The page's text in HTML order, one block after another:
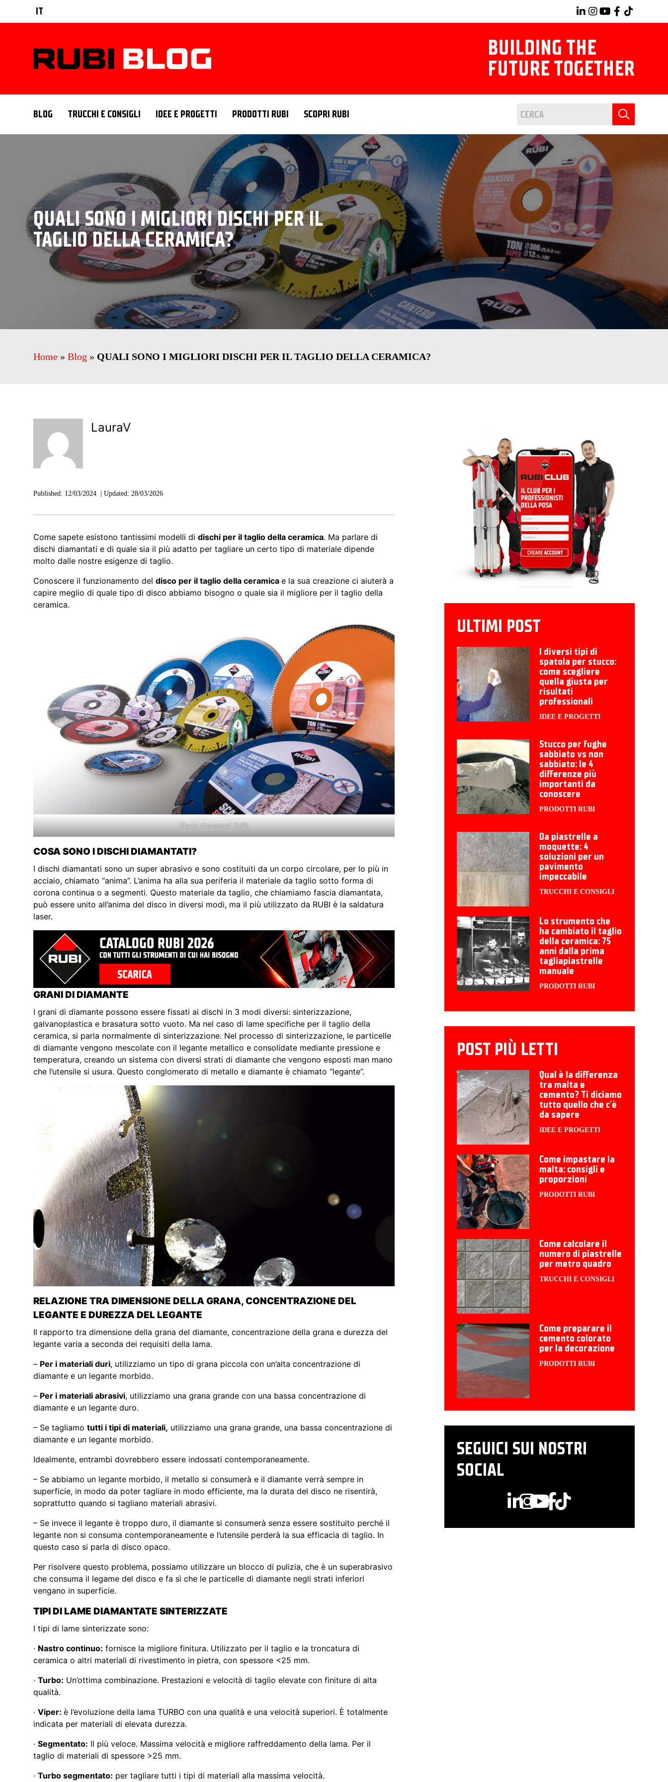
IT
BUILDING THE
FUTURE TOGETHER
BLOG TRUCCHI E CONSIGLI IDEE E PROGETTI PRODOTTI RUBI SCOPRI RUBI
QUALI SONO I MIGLIORI DISCHI PER IL
TAGLIO DELLA CERAMICA?
Home » Blog » QUALI SONO I MIGLIORI DISCHI PER IL TAGLIO DELLA CERAMICA?
LauraV
Published: 12/03/2024 Updated: 28/03/2026
Come sapete esistono tantissimi modelli di dischi per il taglio della ceramica. Ma parlare di
dischi diamantati e di quale sia il più adatto per tagliare un certo tipo di materiale dipende
molto dalle nostre esigenze di taglio.
Conoscere il funzionamento del disco per il taglio della ceramica e la sua creazione ci aiuterà a
capire meglio di quale tipo di disco abbiamo bisogno o quale sia il migliore per il taglio della
ceramica.
Dischi diamantati RUBI
COSA SONO I DISCHI DIAMANTATI?
I dischi diamantati sono un super abrasivo e sono costituiti da un corpo circolare, per lo più in
acciaio, chiamato “anima”. L’anima ha alla sua periferia il materiale da taglio sotto forma di
corona continua o a segmenti. Questo materiale da taglio, che chiamiamo fascia diamantata,
può essere unito all’anima del disco in diversi modi, ma il più utilizzato da RUBI è la saldatura
laser.
GRANI DI DIAMANTE
I grani di diamante possono essere fissati ai dischi in 3 modi diversi: sinterizzazione,
galvanoplastica e brasatura sotto vuoto. Ma nel caso di lame specifiche per il taglio della
ceramica, si parla normalmente di sinterizzazione. Nel processo di sinterizzazione, le particelle
di diamante vengono mescolate con il legante metallico e consolidate mediante pressione e
temperatura, creando un sistema con diversi strati di diamante che vengono esposti man mano
che l’utensile si usura. Questo conglomerato di metallo e diamante è chiamato “legante”.
RELAZIONE TRA DIMENSIONE DELLA GRANA, CONCENTRAZIONE DEL
LEGANTE E DUREZZA DEL LEGANTE
Il rapporto tra dimensione della grana del diamante, concentrazione della grana e durezza del
legante varia a seconda dei requisiti della lama.
– Per i materiali duri, utilizziamo un tipo di grana piccola con un’alta concentrazione di
diamante e un legante morbido.
– Per i materiali abrasivi, utilizziamo una grana grande con una bassa concentrazione di
diamante e un legante duro.
– Se tagliamo tutti i tipi di materiali, utilizziamo una grana grande, una bassa concentrazione di
diamante e un legante morbido.
Idealmente, entrambi dovrebbero essere indossati contemporaneamente.
– Se abbiamo un legante morbido, il metallo si consumerà e il diamante verrà sempre in
superficie, in modo da poter tagliare in modo efficiente, ma la durata del disco ne risentirà,
soprattutto quando si tagliano materiali abrasivi.
– Se invece il legante è troppo duro, il diamante si consumerà senza essere sostituito perché il
legante non si consuma contemporaneamente e l’utensile perderà la sua efficacia di taglio. In
questo caso si parla di disco opaco.
Per risolvere questo problema, possiamo utilizzare un blocco di pulizia, che è un superabrasivo
che consuma il legame del disco e fa sì che le particelle di diamante negli strati inferiori
vengano in superficie.
TIPI DI LAME DIAMANTATE SINTERIZZATE
I tipi di lame sinterizzate sono:
· Nastro continuo: fornisce la migliore finitura. Utilizzato per il taglio e la troncatura di
ceramica o altri materiali di rivestimento in pietra, con spessore <25 mm.
· Turbo: Un’ottima combinazione. Prestazioni e velocità di taglio elevate con finiture di alta
qualità.
· Viper: è l’evoluzione della lama TURBO con una qualità e una velocità superiori. È totalmente
indicata per materiali di elevata durezza.
· Segmentato: Il più veloce. Massima velocità e migliore raffreddamento della lama. Per il
taglio di materiali di spessore >25 mm.
· Turbo segmentato: per tagliare tutti i tipi di materiali alla massima velocità.
ULTIMI POST
I diversi tipi di
spatola per stucco:
come scegliere
quella giusta per
risultati
professionali
IDEE E PROGETTI
Stucco per fughe
sabbiato vs non
sabbiato: le 4
differenze più
importanti da
conoscere
PRODOTTI RUBI
Da piastrelle a
moquette: 4
soluzioni per un
pavimento
impeccabile
TRUCCHI E CONSIGLI
Lo strumento che
ha cambiato il taglio
della ceramica: 75
anni dalla prima
tagliapiastrelle
manuale
PRODOTTI RUBI
POST PIÙ LETTI
Qual è la differenza
tra malta e
cemento? Ti diciamo
tutto quello che c'è
da sapere
IDEE E PROGETTI
Come impastare la
malta: consigli e
proporzioni
PRODOTTI RUBI
Come calcolare il
numero di piastrelle
per metro quadro
TRUCCHI E CONSIGLI
Come preparare il
cemento colorato
per la decorazione
PRODOTTI RUBI
SEGUICI SUI NOSTRI
SOCIAL